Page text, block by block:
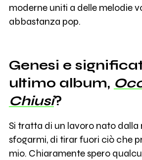
moderne uniti a delle melodie
abbastanza pop.
Genesi e
ultimo album,
Chiusi?
Si tratta di un lavoro nato dalla
sfogarmi, di tirar fuori ciò che
mio. Chiaramente spero